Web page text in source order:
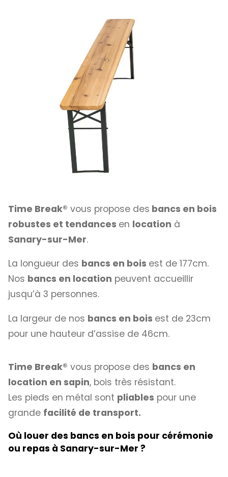
Time Break® vous propose des bancs en bois
robustes et tendances en location à
Sanary-sur-Mer.
La longueur des bancs en bois est de 177cm.
Nos bancs en location peuvent accueillir
jusqu’à 3 personnes.
La largeur de nos bancs en bois est de 23cm
pour une hauteur d’assise de 46cm.
Time Break® vous propose des bancs en
location en sapin, bois très résistant.
Les pieds en métal sont pliables pour une
grande facilité de transport.
Où louer des bancs en bois pour cérémonie
ou repas à Sanary-sur-Mer ?